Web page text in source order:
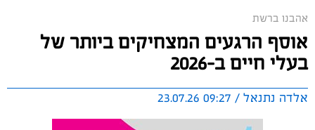
אהבנו ברשת
אוסף הרגעים המצחיקים ביותר של
בעלי חיים ב-2026
אלדה נתנאל / 09:27 23.07.26